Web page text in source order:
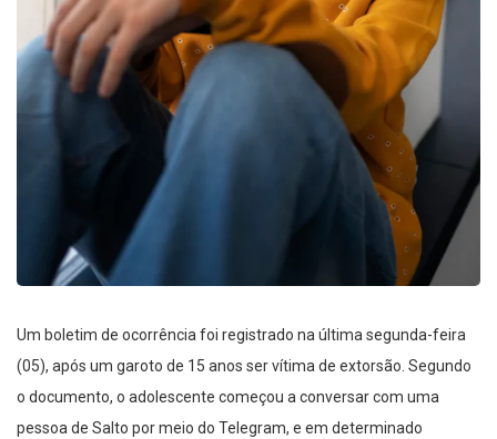
Um boletim de ocorrência foi registrado na última segunda-feira
(05), após um garoto de 15 anos ser vítima de extorsão. Segundo
o documento, o adolescente começou a conversar com uma
pessoa de Salto por meio do Telegram, e em determinado